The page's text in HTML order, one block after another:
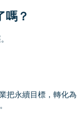
嗎？
把永續目標，轉化為